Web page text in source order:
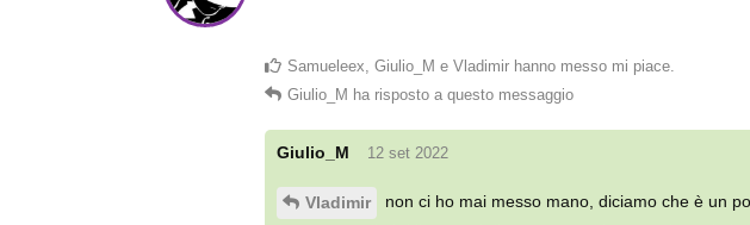
Samueleex Giulio_M e Vladimir hanno messo mi piace
Giulio_M ha risposto a questo messaggio
Giulio_M 12 set 2022
Vladimir
non ci ho mai messo mano, diciamo che è un